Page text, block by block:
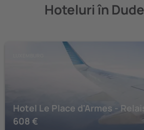
Hoteluri în
Hotel Le Place d'Armes -
608 €